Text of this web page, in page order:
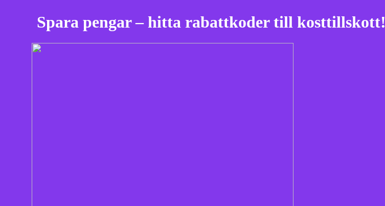
Spara pengar – hitta rabattkoder till kosttillskott!